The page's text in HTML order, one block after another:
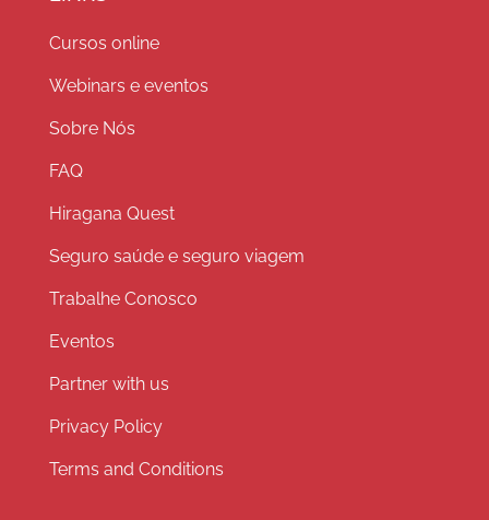
Cursos online
Webinars e eventos
Sobre Nós
FAQ
Hiragana Quest
Seguro saúde e seguro viagem
Trabalhe Conosco
Eventos
Partner with us
Privacy Policy
Terms and Conditions